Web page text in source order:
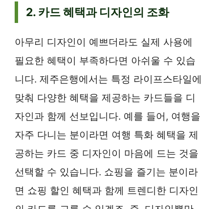
2. 카드 혜택과 디자인의 조화
아무리 디자인이 예쁘더라도 실제 사용에
필요한 혜택이 부족하다면 아쉬울 수 있습
니다. 제주은행에서는 특정 라이프스타일에
맞춰 다양한 혜택을 제공하는 카드들을 디
자인과 함께 선보입니다. 예를 들어, 여행을
자주 다니는 분이라면 여행 특화 혜택을 제
공하는 카드 중 디자인이 마음에 드는 것을
선택할 수 있습니다. 쇼핑을 즐기는 분이라
면 쇼핑 할인 혜택과 함께 트렌디한 디자인